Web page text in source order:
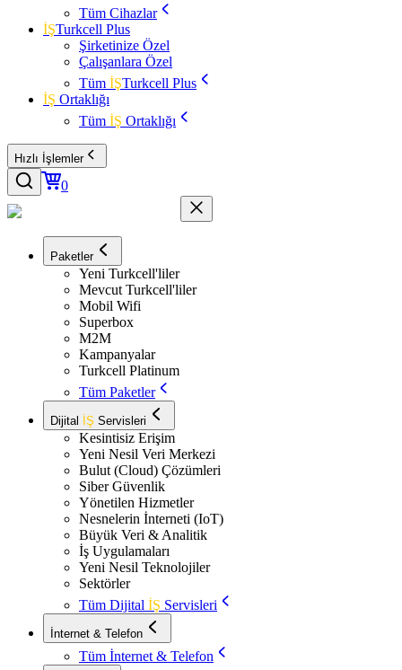
Tüm Cihazlar
İŞTurkcell Plus
Şirketinize Özel
Çalışanlara Özel
Tüm İŞTurkcell Plus
İŞ Ortaklığı
Tüm İŞ Ortaklığı
Hızlı İşlemler
0
Paketler
Yeni Turkcell'liler
Mevcut Turkcell'liler
Mobil Wifi
Superbox
M2M
Kampanyalar
Turkcell Platinum
Tüm Paketler
Dijital İŞ Servisleri
Kesintisiz Erişim
Yeni Nesil Veri Merkezi
Bulut (Cloud) Çözümleri
Siber Güvenlik
Yönetilen Hizmetler
Nesnelerin İnterneti (IoT)
Büyük Veri & Analitik
İş Uygulamaları
Yeni Nesil Teknolojiler
Sektörler
Tüm Dijital İŞ Servisleri
İnternet & Telefon
Tüm İnternet & Telefon